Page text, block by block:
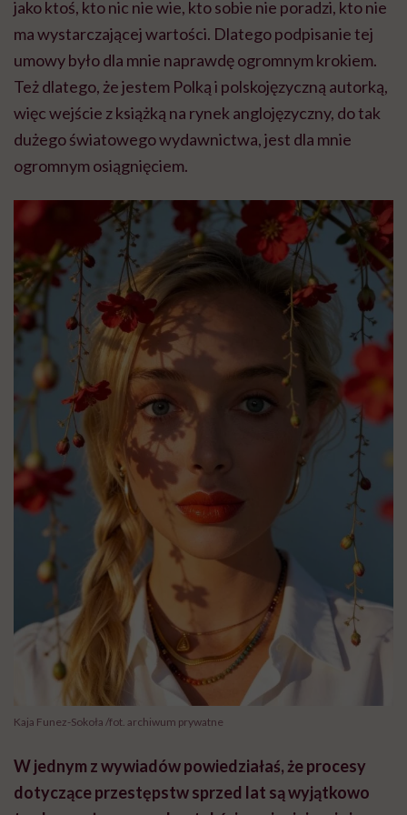
jako ktoś, kto nic nie wie, kto sobie nie poradzi, kto nie
ma wystarczającej wartości. Dlatego podpisanie tej
umowy było dla mnie naprawdę ogromnym krokiem.
Też dlatego, że jestem Polką i polskojęzyczną autorką,
więc wejście z książką na rynek anglojęzyczny, do tak
dużego światowego wydawnictwa, jest dla mnie
ogromnym osiągnięciem.
Kaja Funez-Sokoła /fot. archiwum prywatne
W jednym z wywiadów powiedziałaś, że procesy
dotyczące przestępstw sprzed lat są wyjątkowo